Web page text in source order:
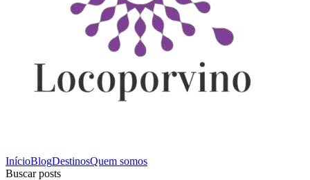
InícioBlogDestinosQuem somos
Buscar posts